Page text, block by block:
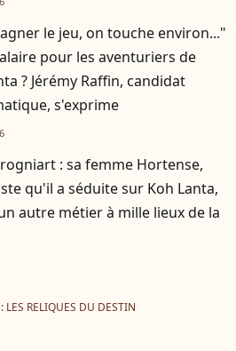
le jeu, on touche environ..."
pour les aventuriers de
? Jérémy Raffin, candidat
s'exprime
: sa femme Hortense,
qu'il a séduite sur Koh Lanta,
autre métier à mille lieux de la
LES RELIQUES DU DESTIN